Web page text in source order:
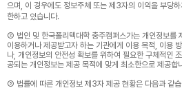
으며, 이 경우에도 정보주체 또는 제3자의 이익을 부당
한하고 있습니다.
② 법인 및 한국폴리텍대학 충주캠퍼스가는 개인정보를
이용하거나 제공받고자 하는 기관에게 이용 목적, 이용
나, 개인정보의 안전성 확보를 위하여 필요한 구체적인
공되는 개인정보는 제공 목적에 맞게 최소한으로 제공합
③ 법률에 따른 개인정보 제3자 제공 현황은 다음과 같습